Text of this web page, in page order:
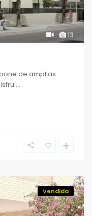
13
de amplias
...
Vendida